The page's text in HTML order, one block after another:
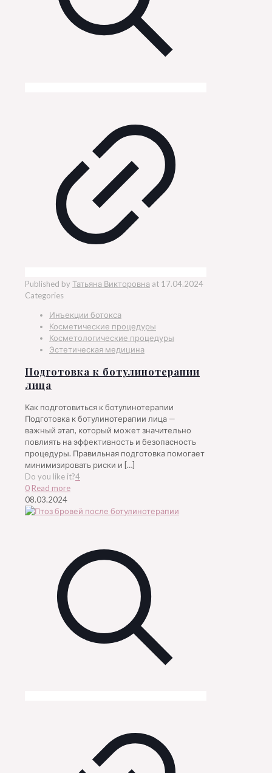
Published by Татьяна Викторовна at 17.04.2024
Categories
Инъекции ботокса
Косметические процедуры
Косметологические процедуры
Эстетическая медицина
Подготовка к ботулинотерапии
лица
Как подготовиться к ботулинотерапии
Подготовка к ботулинотерапии лица —
важный этап, который может значительно
повлиять на эффективность и безопасность
процедуры. Правильная подготовка помогает
минимизировать риски и […]
Do you like it?4
0 Read more
08.03.2024